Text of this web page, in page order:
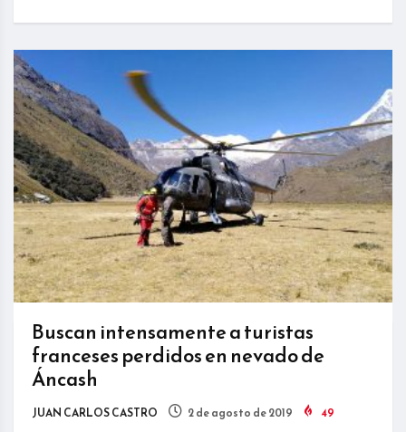
Buscan intensamente a turistas
franceses perdidos en nevado de
Áncash
JUAN CARLOS CASTRO 2 de agosto de 2019 49